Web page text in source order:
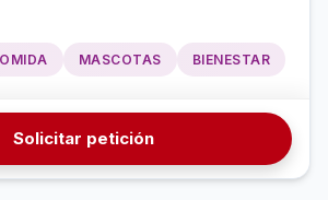
MASCOTAS BIENESTAR
Solicitar petición